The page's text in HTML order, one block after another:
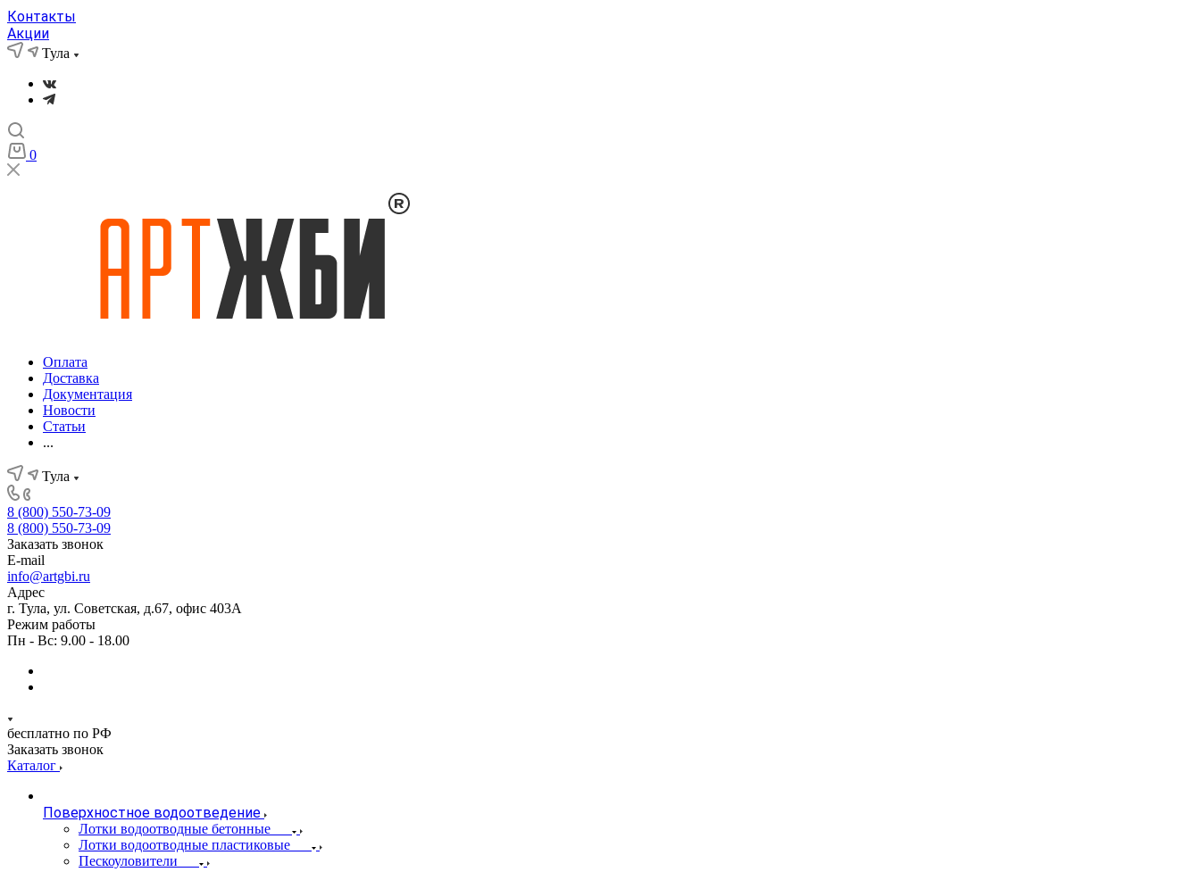
Контакты
Акции
Тула
0
Оплата
Доставка
Документация
Новости
Статьи
...
Тула
8 (800) 550-73-09
8 (800) 550-73-09
Заказать звонок
E-mail
info@artgbi.ru
Адрес
г. Тула, ул. Советская, д.67, офис 403А
Режим работы
Пн - Вс: 9.00 - 18.00
бесплатно по РФ
Заказать звонок
Каталог
Поверхностное водоотведение
Лотки водоотводные бетонные
Лотки водоотводные пластиковые
Пескоуловители